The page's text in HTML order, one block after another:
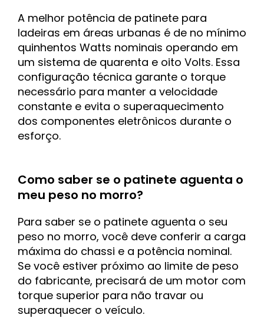
A melhor potência de patinete para
ladeiras em áreas urbanas é de no mínimo
quinhentos Watts nominais operando em
um sistema de quarenta e oito Volts. Essa
configuração técnica garante o torque
necessário para manter a velocidade
constante e evita o superaquecimento
dos componentes eletrônicos durante o
esforço.
Como saber se o patinete aguenta o
meu peso no morro?
Para saber se o patinete aguenta o seu
peso no morro, você deve conferir a carga
máxima do chassi e a potência nominal.
Se você estiver próximo ao limite de peso
do fabricante, precisará de um motor com
torque superior para não travar ou
superaquecer o veículo.